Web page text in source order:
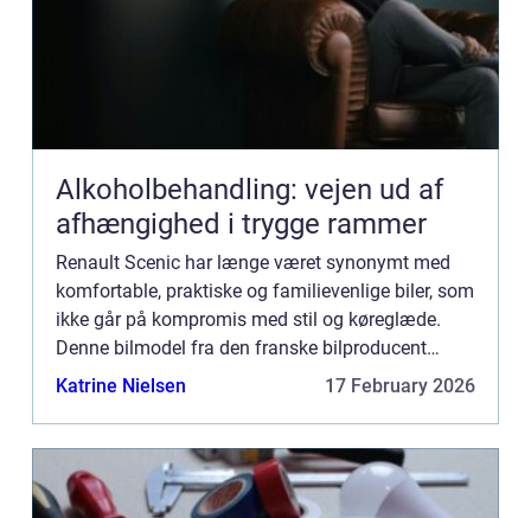
Alkoholbehandling: vejen ud af
afhængighed i trygge rammer
Renault Scenic har længe været synonymt med
komfortable, praktiske og familievenlige biler, som
ikke går på kompromis med stil og køreglæde.
Denne bilmodel fra den franske bilproducent
Renault har haft flere generationer siden dens
Katrine Nielsen 17 February 2026